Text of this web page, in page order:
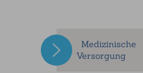
Medizinische
Versorgung